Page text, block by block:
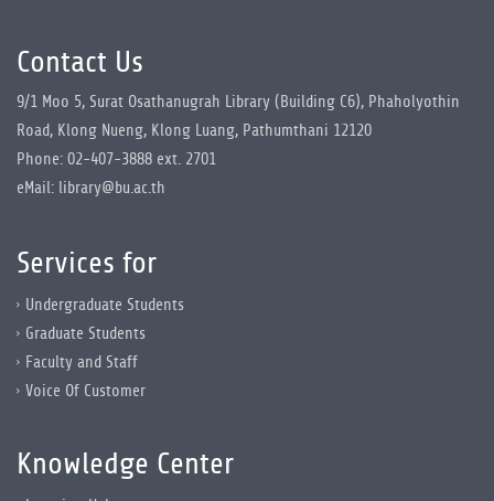
Contact Us
9/1 Moo 5, Surat Osathanugrah Library (Building C6), Phaholyothin
Road, Klong Nueng, Klong Luang, Pathumthani 12120
Phone: 02-407-3888 ext. 2701
eMail: library@bu.ac.th
Services for
Undergraduate Students
Graduate Students
Faculty and Staff
Voice Of Customer
Knowledge Center